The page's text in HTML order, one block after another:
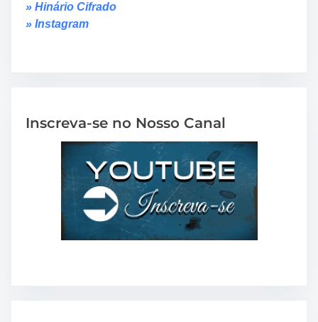
» Hinário Cifrado
» Instagram
Inscreva-se no Nosso Canal